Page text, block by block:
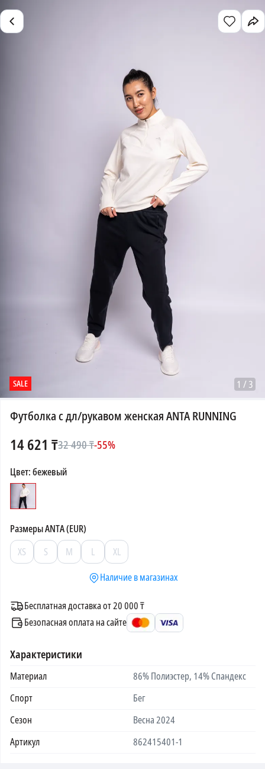
SALE 1 /3
Футболка с дл/рукавом женская ANTA RUNNING
14 621 ₸32 490₸-55%
Цвет:бежевый
РазмерыANTA (EUR)
XS
S M L
XL
Наличие в магазинах
Бесплатная доставка от 20 000 ₸
Безопасная оплата на сайте
Характеристики
Материал
86% Полиэстер, 14% Спандекс
Спорт
Бег
Сезон
Весна 2024
Артикул
862415401-1